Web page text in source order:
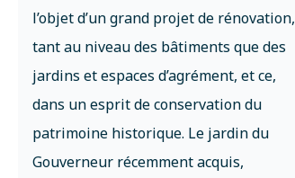
l’objet d’un grand projet de rénovation,
tant au niveau des bâtiments que des
jardins et espaces d’agrément, et ce,
dans un esprit de conservation du
patrimoine historique. Le jardin du
Gouverneur récemment acquis,